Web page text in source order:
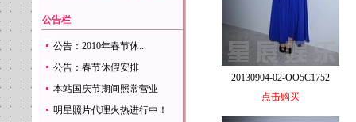
公告栏
公告：2010年春节休...
公告：春节休假安排
本站国庆节期间照常营业
明星照片代理火热进行中！
20130904-02-OO5C1752
点击购买